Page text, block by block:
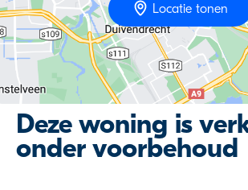
Locatie tonen
Deze woning is
onder voorbehoud